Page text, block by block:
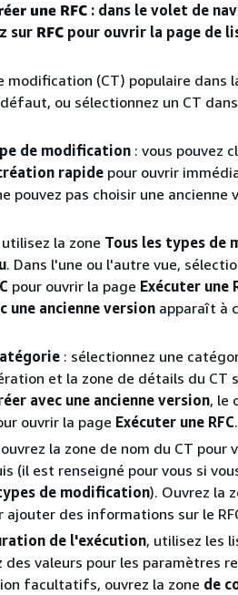
une RFC : dans le volet de
sur RFC pour ouvrir la page de
modification (CT) populaire dans
ou sélectionnez un CT
de modification : vous pouvez
rapide pour ouvrir
pouvez pas choisir une ancienne
la zone Tous les types de
. Dans l'une ou l'autre vue,
pour ouvrir la page Exécuter une
une ancienne version apparaît à
: sélectionnez une
et la zone de détails du CT
avec une ancienne version, le
ouvrir la page Exécuter une RFC.
la zone de nom du CT
(il est renseigné pour vous si
de modification). Ouvrez la
ajouter des informations sur le
de l'exécution, utilisez les
valeurs pour les paramètres
facultatifs, ouvrez la zone de